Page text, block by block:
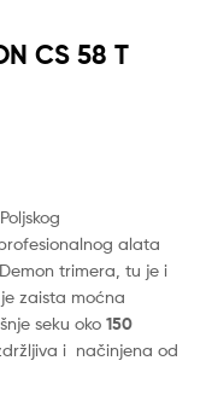
CS 58 T
alata
trimera, tu je i
je zaista moćna
seku oko 150
i načinjena od